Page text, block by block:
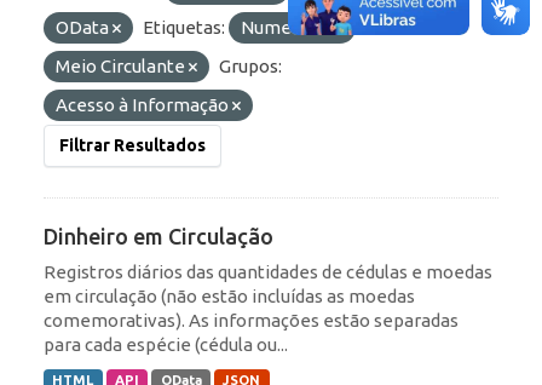
OData
Etiquetas:
Numerário
Meio Circulante
Grupos:
Acesso à Informação
Filtrar Resultados
Dinheiro em Circulação
Registros diários das quantidades de cédulas e moedas
em circulação (não estão incluídas as moedas
comemorativas). As informações estão separadas
para cada espécie (cédula ou...
HTML API OData JSON